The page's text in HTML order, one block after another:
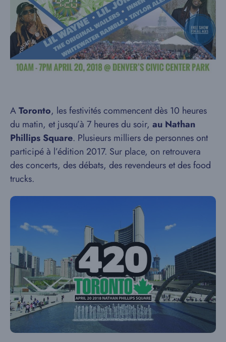
AToronto, les festivités commencent dès 10 heures
du matin, et jusqu’à 7 heures du soir, au Nathan
Phillips Square. Plusieurs milliers de personnes ont
participé à l’édition 2017. Sur place, on retrouvera
des concerts, des débats, des revendeurs et des food
trucks.